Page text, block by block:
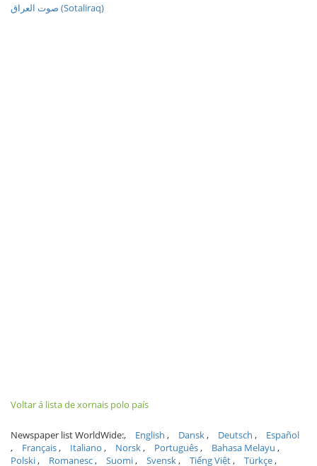
صوت العراق (Sotaliraq)
Voltar á lista de xornais polo país
Newspaper list WorldWide: English Dansk Deutsch
Español
Français
Italiano Norsk Português
Bahasa Melayu
Polski
Romanesc Suomi Svensk Tiếng Việt Türkçe